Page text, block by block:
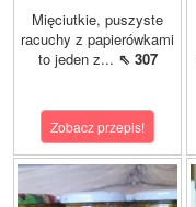
Mięciutkie, puszyste
racuchy z papierówkami
to jeden z... ⇖ 307
Zobacz przepis!